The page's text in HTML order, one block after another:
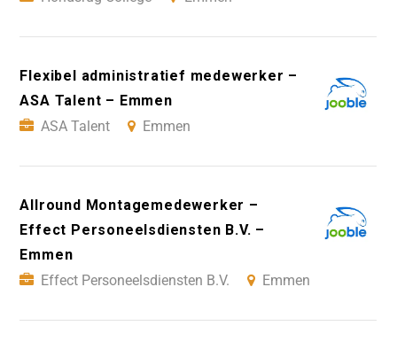
Flexibel administratief medewerker –
ASA Talent – Emmen
ASA Talent
Emmen
Allround Montagemedewerker –
Effect Personeelsdiensten B.V. –
Emmen
Effect Personeelsdiensten B.V.
Emmen